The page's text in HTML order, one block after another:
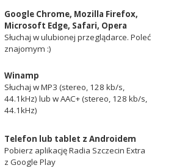
Google Chrome, Mozilla Firefox,
Microsoft Edge, Safari, Opera
Słuchaj w ulubionej przeglądarce. Poleć
znajomym :)
Winamp
Słuchaj w MP3 (stereo, 128 kb/s,
44.1kHz) lub w AAC+ (stereo, 128 kb/s,
44.1kHz)
Telefon lub tablet z Androidem
Pobierz aplikację Radia Szczecin Extra
z Google Play